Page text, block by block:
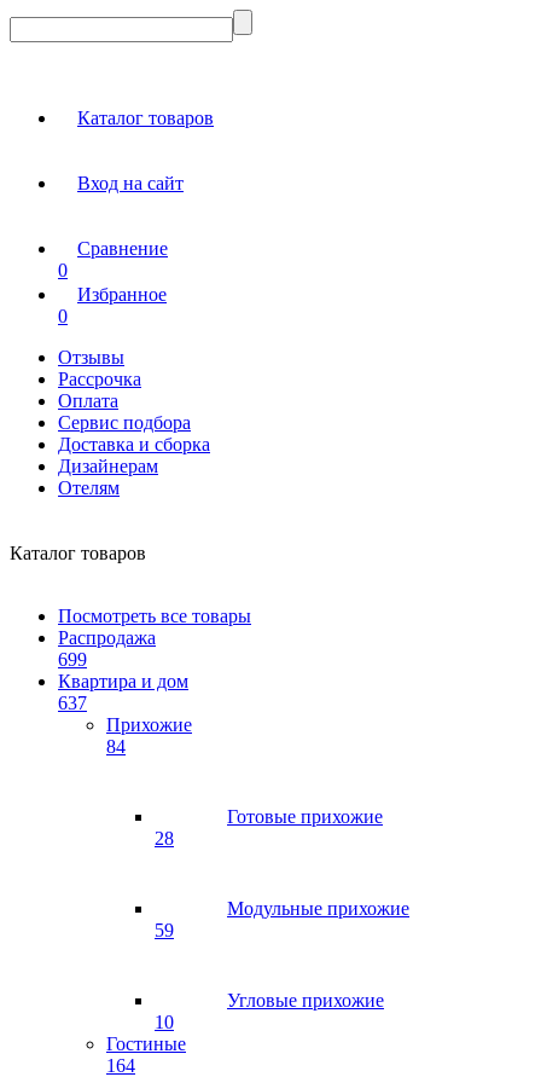
Каталог товаров
Вход на сайт
Сравнение
0
Избранное
0
Отзывы
Рассрочка
Оплата
Сервис подбора
Доставка и сборка
Дизайнерам
Отелям
Каталог товаров
Посмотреть все товары
Распродажа
699
Квартира и дом
637
Прихожие
84
Готовые прихожие
28
Модульные прихожие
59
Угловые прихожие
10
Гостиные
164